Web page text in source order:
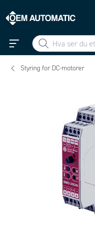
Styring for DC-motorer